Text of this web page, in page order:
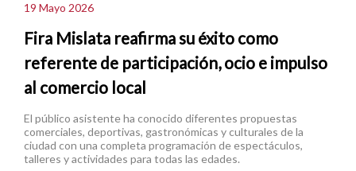
19 Mayo 2026
Fira Mislata reafirma su éxito como
referente de participación, ocio e impulso
al comercio local
El público asistente ha conocido diferentes propuestas
comerciales, deportivas, gastronómicas y culturales de la
ciudad con una completa programación de espectáculos,
talleres y actividades para todas las edades.